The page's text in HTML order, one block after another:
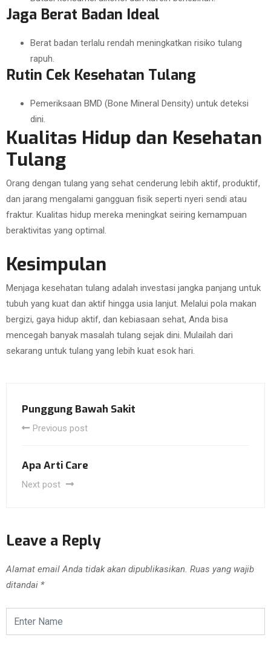
Jaga Berat Badan Ideal
Berat badan terlalu rendah meningkatkan risiko tulang
rapuh.
Rutin Cek Kesehatan Tulang
Pemeriksaan BMD (Bone Mineral Density) untuk deteksi
dini.
Kualitas Hidup dan Kesehatan
Tulang
Orang dengan tulang yang sehat cenderung lebih aktif, produktif,
dan jarang mengalami gangguan fisik seperti nyeri sendi atau
fraktur. Kualitas hidup mereka meningkat seiring kemampuan
beraktivitas yang optimal.
Kesimpulan
Menjaga kesehatan tulang adalah investasi jangka panjang untuk
tubuh yang kuat dan aktif hingga usia lanjut. Melalui pola makan
bergizi, gaya hidup aktif, dan kebiasaan sehat, Anda bisa
mencegah banyak masalah tulang sejak dini. Mulailah dari
sekarang untuk tulang yang lebih kuat esok hari.
Punggung Bawah Sakit
Previous post
Apa Arti Care
Next post
Leave a Reply
Alamat email Anda tidak akan dipublikasikan. Ruas yang wajib
ditandai *